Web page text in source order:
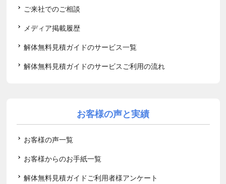
ご来社でのご相談
メディア掲載履歴
解体無料見積ガイドのサービス一覧
解体無料見積ガイドのサービスご利用の流れ
お客様の声と実績
お客様の声一覧
お客様からのお手紙一覧
解体無料見積ガイドご利用者様アンケート